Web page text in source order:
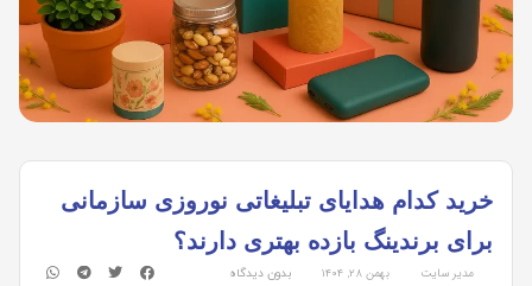
خرید کدام هدایای تبلیغاتی نوروزی سازمانی
برای برندینگ بازده بهتری دارند؟
مدیر سایت بهمن ۲۸, ۱۴۰۴ بدون دیدگاه